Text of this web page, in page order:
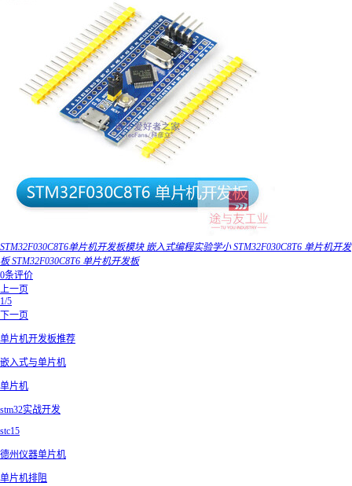
STM32F030C8T6单片机开发板模块 嵌入式编程实验学小 STM32F030C8T6 单片机开发
板 STM32F030C8T6 单片机开发板
0条评价
上一页
1/5
下一页
单片机开发板推荐
嵌入式与单片机
单片机
stm32实战开发
stc15
德州仪器单片机
单片机排阻